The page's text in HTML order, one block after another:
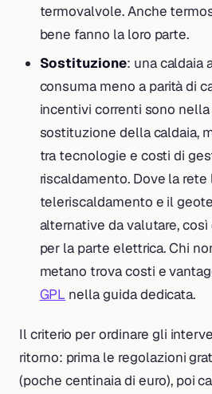
termovalvole. Anche
bene fanno la loro parte.
Sostituzione: una caldaia
consuma meno a parità di
incentivi correnti sono
sostituzione della caldaia,
tra tecnologie e costi di
riscaldamento. Dove la
teleriscaldamento e il
alternative da valutare,
per la parte elettrica. Chi
metano trova costi e
GPL nella guida dedicata.
Il criterio per ordinare gli
ritorno: prima le regolazioni
(poche centinaia di euro), poi